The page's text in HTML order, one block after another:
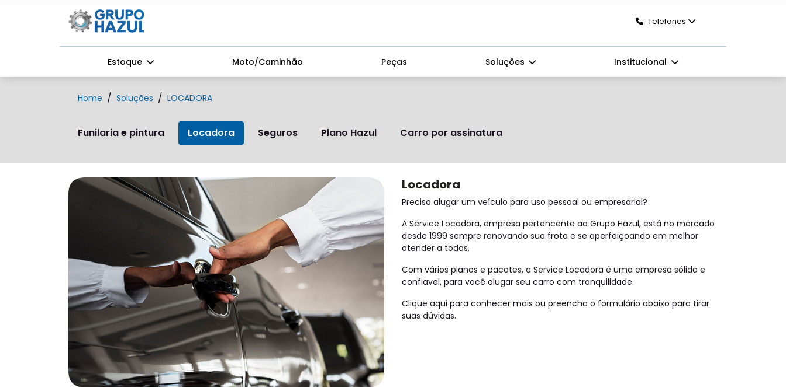
Telefones
Estoque Moto/Caminhão Peças Soluções Institucional
Home Soluções LOCADORA
Funilaria e pintura Locadora Seguros Plano Hazul Carro por assinatura
Locadora
Precisa alugar um veículo para uso pessoal ou empresarial?
A Service Locadora, empresa pertencente ao Grupo Hazul, está no mercado
desde 1999 sempre renovando sua frota e se aperfeiçoando em melhor
atender a todos.
Com vários planos e pacotes, a Service Locadora é uma empresa sólida e
confiavel, para você alugar seu carro com tranquilidade.
Clique aqui para conhecer mais ou preencha o formulário abaixo para tirar
suas dúvidas.